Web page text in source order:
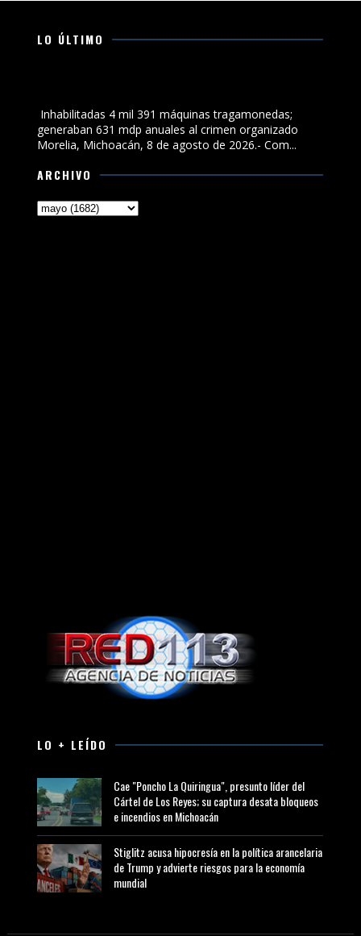
LO ÚLTIMO
Inhabilitadas 4 mil 391 máquinas tragamonedas;
generaban 631 mdp anuales al crimen organizado
Morelia, Michoacán, 8 de agosto de 2026.- Com...
ARCHIVO
LO + LEÍDO
Cae "Poncho La Quiringua", presunto líder del
Cártel de Los Reyes; su captura desata bloqueos
e incendios en Michoacán
Stiglitz acusa hipocresía en la política arancelaria
de Trump y advierte riesgos para la economía
mundial